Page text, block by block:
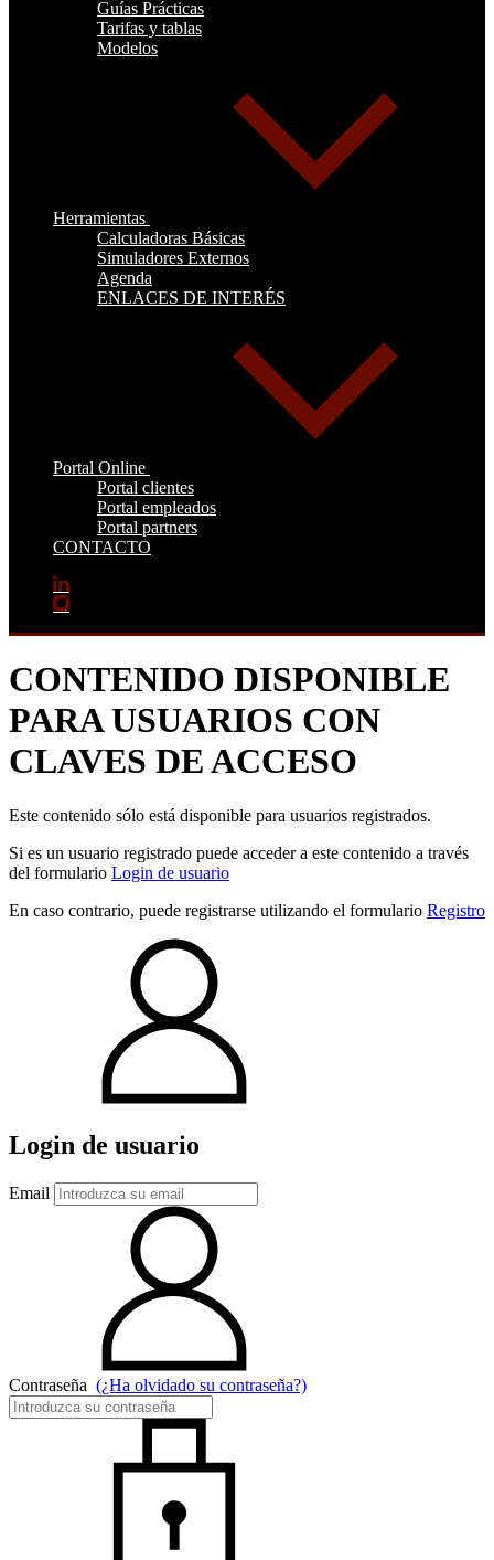
Guías Prácticas
Tarifas y tablas
Modelos
Herramientas
Calculadoras Básicas
Simuladores Externos
Agenda
ENLACES DE INTERÉS
Portal Online
Portal clientes
Portal empleados
Portal partners
CONTACTO
CONTENIDO DISPONIBLE
PARA USUARIOS CON
CLAVES DE ACCESO
Este contenido sólo está disponible para usuarios registrados.
Si es un usuario registrado puede acceder a este contenido a través
del formulario Login de usuario
En caso contrario, puede registrarse utilizando el formulario Registro
Login de usuario
Email
Contraseña (¿Ha olvidado su contraseña?)